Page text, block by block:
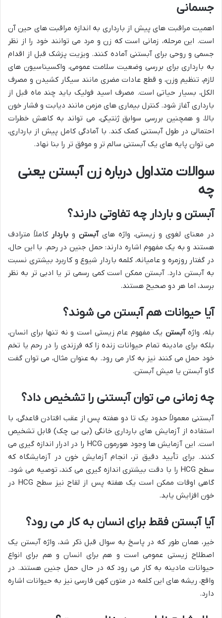
جسمانی
اهمیت مراقبت های پیش از بارداری به اندازه مراقبت های حین آن
است. این مرحله، زمانی است که زن و مرد می توانند خود را از نظر
جسمی و روحی برای آبستنی آماده کنند. ویزیت پزشک قبل از اقدام
به بارداری برای بررسی وضعیت سلامت عمومی، واکسیناسیون های
لازم، تنظیم وزن، و قطع عادات مضری مانند سیگار کشیدن و مصرف
الکل، بسیار حیاتی است. مصرف اسید فولیک باید چند ماه قبل از
بارداری آغاز شود. کنترل بیماری های مزمن مانند دیابت و فشار خون
بالا، و همچنین بررسی سوابق ژنتیکی، می تواند به کاهش خطرات
احتمالی در طول آبستنی کمک کند. با آمادگی کامل پیش از بارداری،
می توان پایه های یک آبستنی سالم تر و موفق تر را بنا نهاد.
سوالات متداول درباره زن آبستن یعنی
چه
آبستن و باردار چه تفاوتی دارند؟
در معنای لغوی و زیستی، واژه هایآبستن و باردار کاملاً مترادف
هستند و به یک مفهوم اشاره دارند: حمل جنین در رحم. با این حال،
در گفتار روزمره و عامیانه، کلمه باردار شیوع و کاربرد بیشتری نسبت
به آبستن دارد. آبستن ممکن است کمی رسمی تر یا ادبی تر به نظر
برسد، اما هر دو صحیح هستند.
آیا حیوانات هم آبستن می شوند؟
بله، واژهآبستن یک مفهوم عام زیستی است و نه تنها برای انسان،
بلکه برای مادینه تمام حیوانات زنده زا که فرزندی را در رحم یا تخم
خود حمل می کنند نیز به کار می رود. به عنوان مثال، می توان گفت
گاو آبستن یا میش آبستن.
چه زمانی می توان آبستنی را تشخیص داد؟
آبستنی معمولاً حدود یک تا دو هفته پس از عقب افتادن قاعدگی، با
استفاده از آزمایش های بارداری خانگی (بی بی چک) قابل تشخیص
است. این آزمایش ها وجود هورمون HCG را در ادرار اندازه گیری می
کنند. برای تأیید دقیق تر، انجام آزمایش خون در آزمایشگاه که
سطح HCG را با دقت بیشتری اندازه گیری می کند، توصیه می شود.
گاهی اوقات ممکن است یک هفته پس از لقاح نیز سطح HCG در
خون افزایش یابد.
آیا آبستن فقط برای انسان به کار می رود؟
خیر، همان طور که در پاسخ به سوال قبل ذکر شد، واژه آبستن یک
اصطلاح زیستی عمومی است و هم برای انسان و هم برای انواع
حیوانات مادینه به کار می رود که در حال حمل جنین هستند. در
واقع، ریشه های این کلمه در متون کهن فارسی نیز به حیوانات اشاره
دارد.